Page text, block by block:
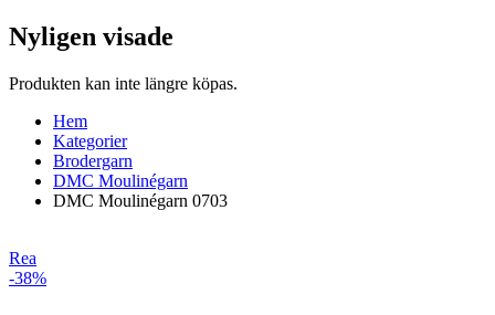
Nyligen visade
Produkten kan inte längre köpas.
Hem
Kategorier
Brodergarn
DMC Moulinégarn
DMC Moulinégarn 0703
Rea
-38%